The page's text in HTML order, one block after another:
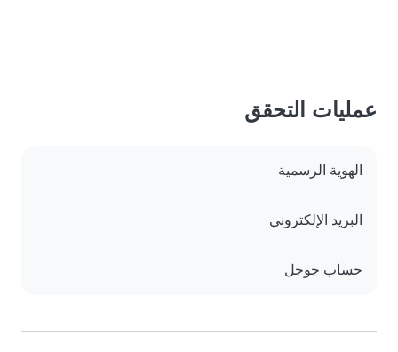
عمليات التحقق
الهوية الرسمية
البريد الإلكتروني
حساب جوجل